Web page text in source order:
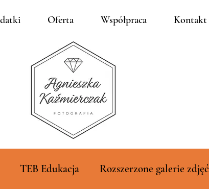
Oferta Współpraca Kontakt
TEB Edukacja Rozszerzone galerie zdjęć